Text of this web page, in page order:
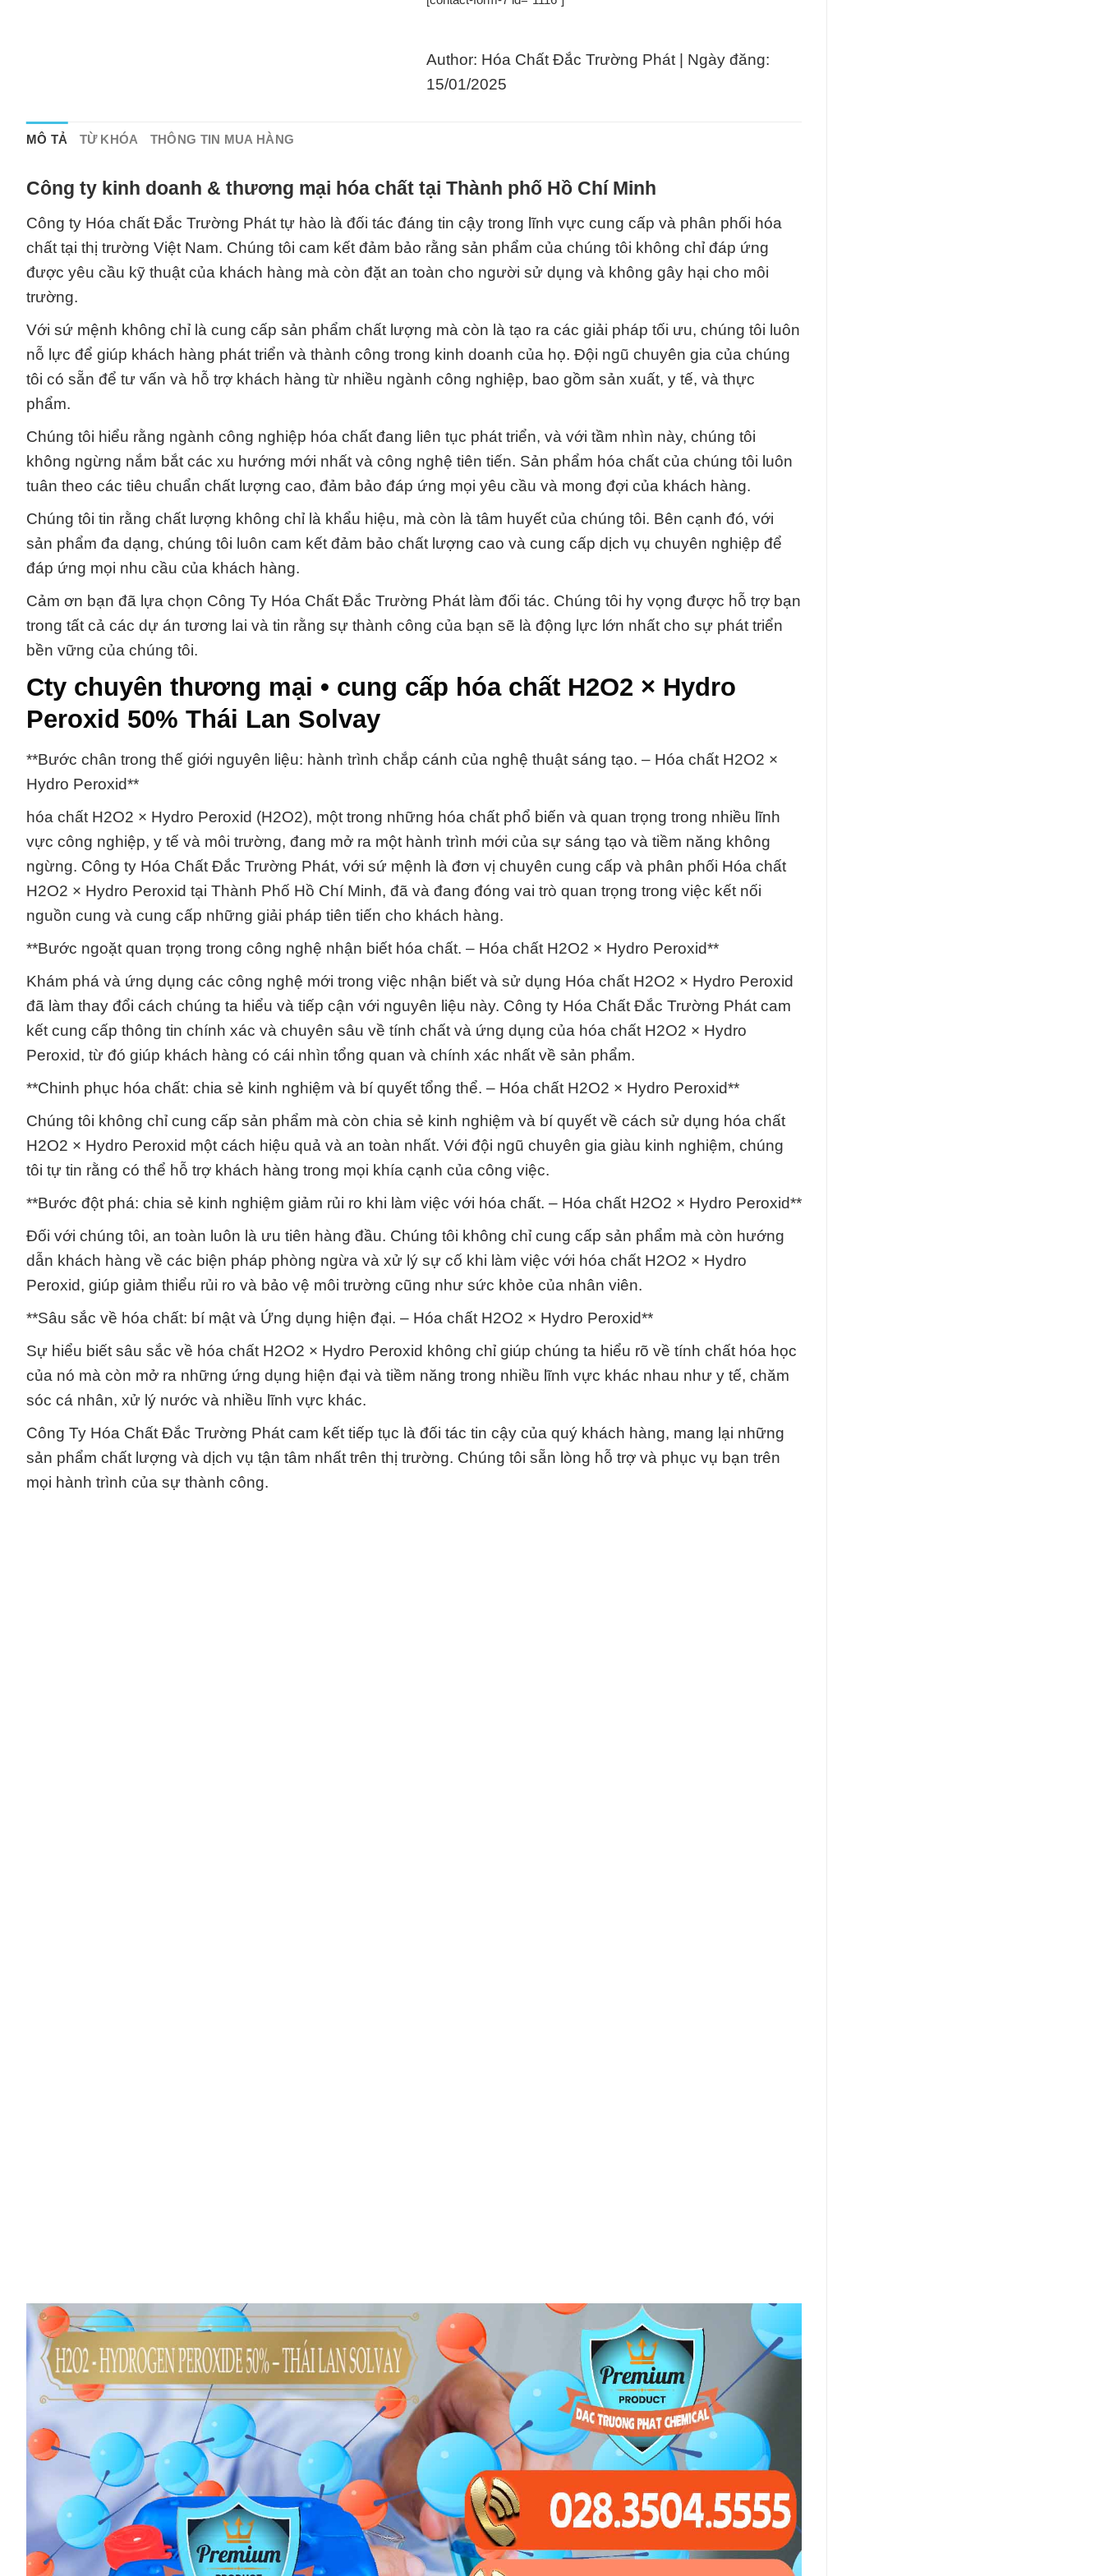
Author: Hóa Chất Đắc Trường Phát | Ngày đăng:
15/01/2025
MÔ TẢ TỪ KHÓA THÔNG TIN MUA HÀNG
Công ty kinh doanh & thương mại hóa chất tại Thành phố Hồ Chí Minh
Công ty Hóa chất Đắc Trường Phát tự hào là đối tác đáng tin cậy trong lĩnh vực cung cấp và phân phối hóa
chất tại thị trường Việt Nam. Chúng tôi cam kết đảm bảo rằng sản phẩm của chúng tôi không chỉ đáp ứng
được yêu cầu kỹ thuật của khách hàng mà còn đặt an toàn cho người sử dụng và không gây hại cho môi
trường.
Với sứ mệnh không chỉ là cung cấp sản phẩm chất lượng mà còn là tạo ra các giải pháp tối ưu, chúng tôi luôn
nỗ lực để giúp khách hàng phát triển và thành công trong kinh doanh của họ. Đội ngũ chuyên gia của chúng
tôi có sẵn để tư vấn và hỗ trợ khách hàng từ nhiều ngành công nghiệp, bao gồm sản xuất, y tế, và thực
phẩm.
Chúng tôi hiểu rằng ngành công nghiệp hóa chất đang liên tục phát triển, và với tầm nhìn này, chúng tôi
không ngừng nắm bắt các xu hướng mới nhất và công nghệ tiên tiến. Sản phẩm hóa chất của chúng tôi luôn
tuân theo các tiêu chuẩn chất lượng cao, đảm bảo đáp ứng mọi yêu cầu và mong đợi của khách hàng.
Chúng tôi tin rằng chất lượng không chỉ là khẩu hiệu, mà còn là tâm huyết của chúng tôi. Bên cạnh đó, với
sản phẩm đa dạng, chúng tôi luôn cam kết đảm bảo chất lượng cao và cung cấp dịch vụ chuyên nghiệp để
đáp ứng mọi nhu cầu của khách hàng.
Cảm ơn bạn đã lựa chọn Công Ty Hóa Chất Đắc Trường Phát làm đối tác. Chúng tôi hy vọng được hỗ trợ bạn
trong tất cả các dự án tương lai và tin rằng sự thành công của bạn sẽ là động lực lớn nhất cho sự phát triển
bền vững của chúng tôi.
Cty chuyên thương mại • cung cấp hóa chất H2O2 × Hydro
Peroxid 50% Thái Lan Solvay
**Bước chân trong thế giới nguyên liệu: hành trình chắp cánh của nghệ thuật sáng tạo. – Hóa chất H2O2 ×
Hydro Peroxid**
hóa chất H2O2 × Hydro Peroxid (H2O2), một trong những hóa chất phổ biến và quan trọng trong nhiều lĩnh
vực công nghiệp, y tế và môi trường, đang mở ra một hành trình mới của sự sáng tạo và tiềm năng không
ngừng. Công ty Hóa Chất Đắc Trường Phát, với sứ mệnh là đơn vị chuyên cung cấp và phân phối Hóa chất
H2O2 × Hydro Peroxid tại Thành Phố Hồ Chí Minh, đã và đang đóng vai trò quan trọng trong việc kết nối
nguồn cung và cung cấp những giải pháp tiên tiến cho khách hàng.
**Bước ngoặt quan trọng trong công nghệ nhận biết hóa chất. – Hóa chất H2O2 × Hydro Peroxid**
Khám phá và ứng dụng các công nghệ mới trong việc nhận biết và sử dụng Hóa chất H2O2 × Hydro Peroxid
đã làm thay đổi cách chúng ta hiểu và tiếp cận với nguyên liệu này. Công ty Hóa Chất Đắc Trường Phát cam
kết cung cấp thông tin chính xác và chuyên sâu về tính chất và ứng dụng của hóa chất H2O2 × Hydro
Peroxid, từ đó giúp khách hàng có cái nhìn tổng quan và chính xác nhất về sản phẩm.
**Chinh phục hóa chất: chia sẻ kinh nghiệm và bí quyết tổng thể. – Hóa chất H2O2 × Hydro Peroxid**
Chúng tôi không chỉ cung cấp sản phẩm mà còn chia sẻ kinh nghiệm và bí quyết về cách sử dụng hóa chất
H2O2 × Hydro Peroxid một cách hiệu quả và an toàn nhất. Với đội ngũ chuyên gia giàu kinh nghiệm, chúng
tôi tự tin rằng có thể hỗ trợ khách hàng trong mọi khía cạnh của công việc.
**Bước đột phá: chia sẻ kinh nghiệm giảm rủi ro khi làm việc với hóa chất. – Hóa chất H2O2 × Hydro Peroxid**
Đối với chúng tôi, an toàn luôn là ưu tiên hàng đầu. Chúng tôi không chỉ cung cấp sản phẩm mà còn hướng
dẫn khách hàng về các biện pháp phòng ngừa và xử lý sự cố khi làm việc với hóa chất H2O2 × Hydro
Peroxid, giúp giảm thiểu rủi ro và bảo vệ môi trường cũng như sức khỏe của nhân viên.
**Sâu sắc về hóa chất: bí mật và Ứng dụng hiện đại. – Hóa chất H2O2 × Hydro Peroxid**
Sự hiểu biết sâu sắc về hóa chất H2O2 × Hydro Peroxid không chỉ giúp chúng ta hiểu rõ về tính chất hóa học
của nó mà còn mở ra những ứng dụng hiện đại và tiềm năng trong nhiều lĩnh vực khác nhau như y tế, chăm
sóc cá nhân, xử lý nước và nhiều lĩnh vực khác.
Công Ty Hóa Chất Đắc Trường Phát cam kết tiếp tục là đối tác tin cậy của quý khách hàng, mang lại những
sản phẩm chất lượng và dịch vụ tận tâm nhất trên thị trường. Chúng tôi sẵn lòng hỗ trợ và phục vụ bạn trên
mọi hành trình của sự thành công.